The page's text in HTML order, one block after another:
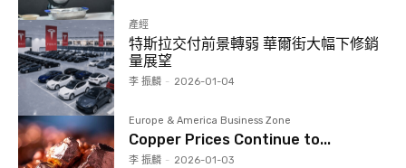
產經
特斯拉交付前景轉弱 華爾街大幅下修銷
量展望
李 振麟 - 2026-01-04
Europe & America Business Zone
Copper Prices Continue to...
李 振麟 - 2026-01-03